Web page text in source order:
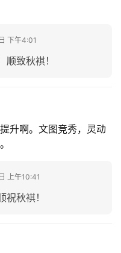
下午4:01
顺致秋褀！
升啊。文图竞秀，灵动
上午10:41
祝秋褀！